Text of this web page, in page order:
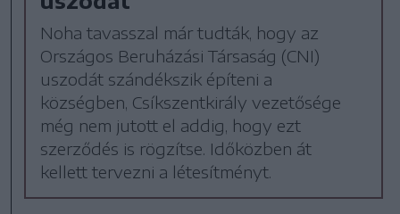
Noha tavasszal már tudták, hogy az
Országos Beruházási Társaság (CNI)
uszodát szándékszik építeni a
községben, Csíkszentkirály vezetősége
még nem jutott el addig, hogy ezt
szerződés is rögzítse. Időközben át
kellett tervezni a létesítményt.